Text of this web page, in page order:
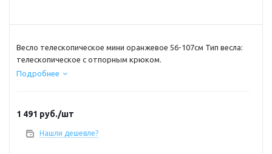
Весло телескопическое мини оранжевое 56-107см Тип весла:
телескопическое с отпорным крюком.
Подробнее
1 491 руб./шт
Нашли дешевле?